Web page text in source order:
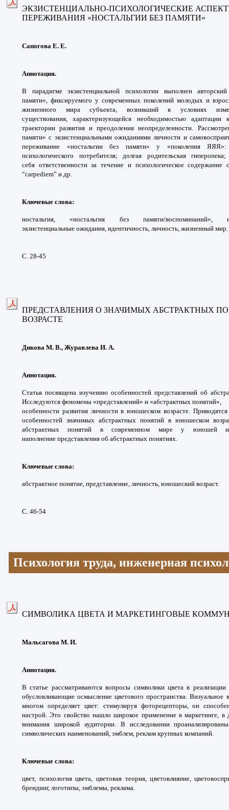
ЭКЗИСТЕНЦИАЛЬНО-ПСИХОЛОГИЧЕСКИЕ
ПЕРЕЖИВАНИЯ «НОСТАЛЬГИИ БЕЗ ПАМЯТИ»
Сапогова Е. Е.
Аннотация.
В парадигме экзистенциальной психологии выполнен
памяти», фиксируемого у современных поколений молодых и
жизненного мира субъекта, возникший в условиях
существования,характеризующейся необходимостью адаптации
траектории развития и преодолениянеопределенности.
памяти» с экзистенциальными ожиданиями личности и
переживание «ностальгии без памяти» у «поколения
психологического потребителя; долгая родительская
себя ответственности за течение и психологическоесодержание
“carpediem” и др.
Ключевые слова:
ностальгия, «ностальгия без памяти/воспоминаний»,
экзистенциальные ожидания, идентичность, личность, жизненный мир.
С. 28-45
ПРЕДСТАВЛЕНИЯ О ЗНАЧИМЫХ АБСТРАКТНЫХ
ВОЗРАСТЕ
Дикова М. В., Журавлева И. А.
Аннотация.
Статья посвящена изучению особенностей представлений об
Исследуются феномены «представлений» и «абстрактных понятий»,
особенности развития личности в юношеском возрасте.
особенностей значимых абстрактных понятий в юношеском
абстрактныхпонятий в современном мире у
наполнение представления об абстрактных понятиях.
Ключевые слова:
абстрактное понятие, представление, личность, юношеский возраст.
С. 46-54
Психология труда, инженерная
СИМВОЛИКА ЦВЕТА И МАРКЕТИНГОВЫЕ
Мальсагова М. И.
Аннотация.
В статье рассматриваются вопросы символики цвета в
обусловливающие осмысление цветового пространства. Визуальное
многом определяет цвет: стимулируя фоторецепторы, он
настрой. Это свойство нашло широкое применение в маркетинге, в
внимания широкой аудитории. В исследовании
символических наименований, эмблем, реклам крупных компаний.
Ключевые слова:
цвет, психология цвета, цветовая теория, цветовлияние,
брендинг, логотипы, эмблемы, реклама.